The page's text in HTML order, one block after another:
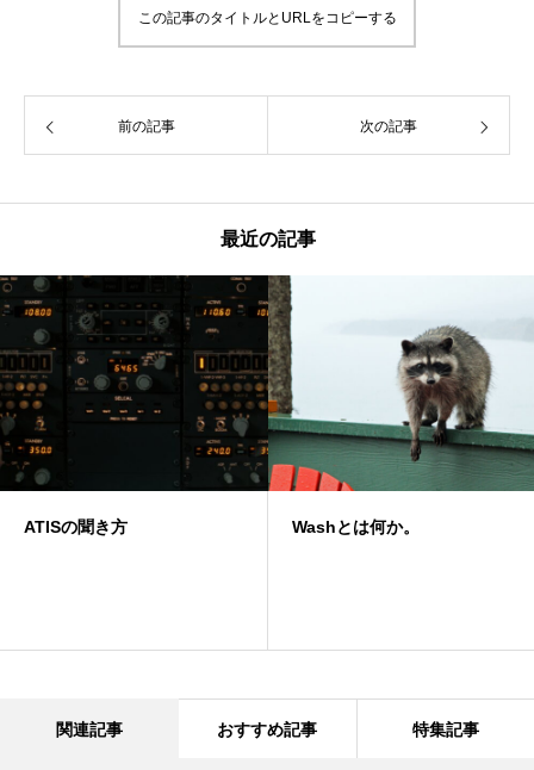
この記事のタイトルとURLをコピーする
前の記事 次の記事
最近の記事
ATISの聞き方 Washとは何か。
関連記事 おすすめ記事 特集記事